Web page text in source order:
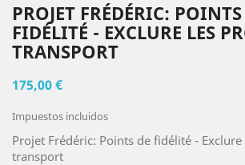
PROJET FRÉDÉRIC:
FIDÉLITÉ - EXCLURE LES
TRANSPORT
175,00 €
Impuestos incluidos
Projet Frédéric: Points de fidélité -
transport